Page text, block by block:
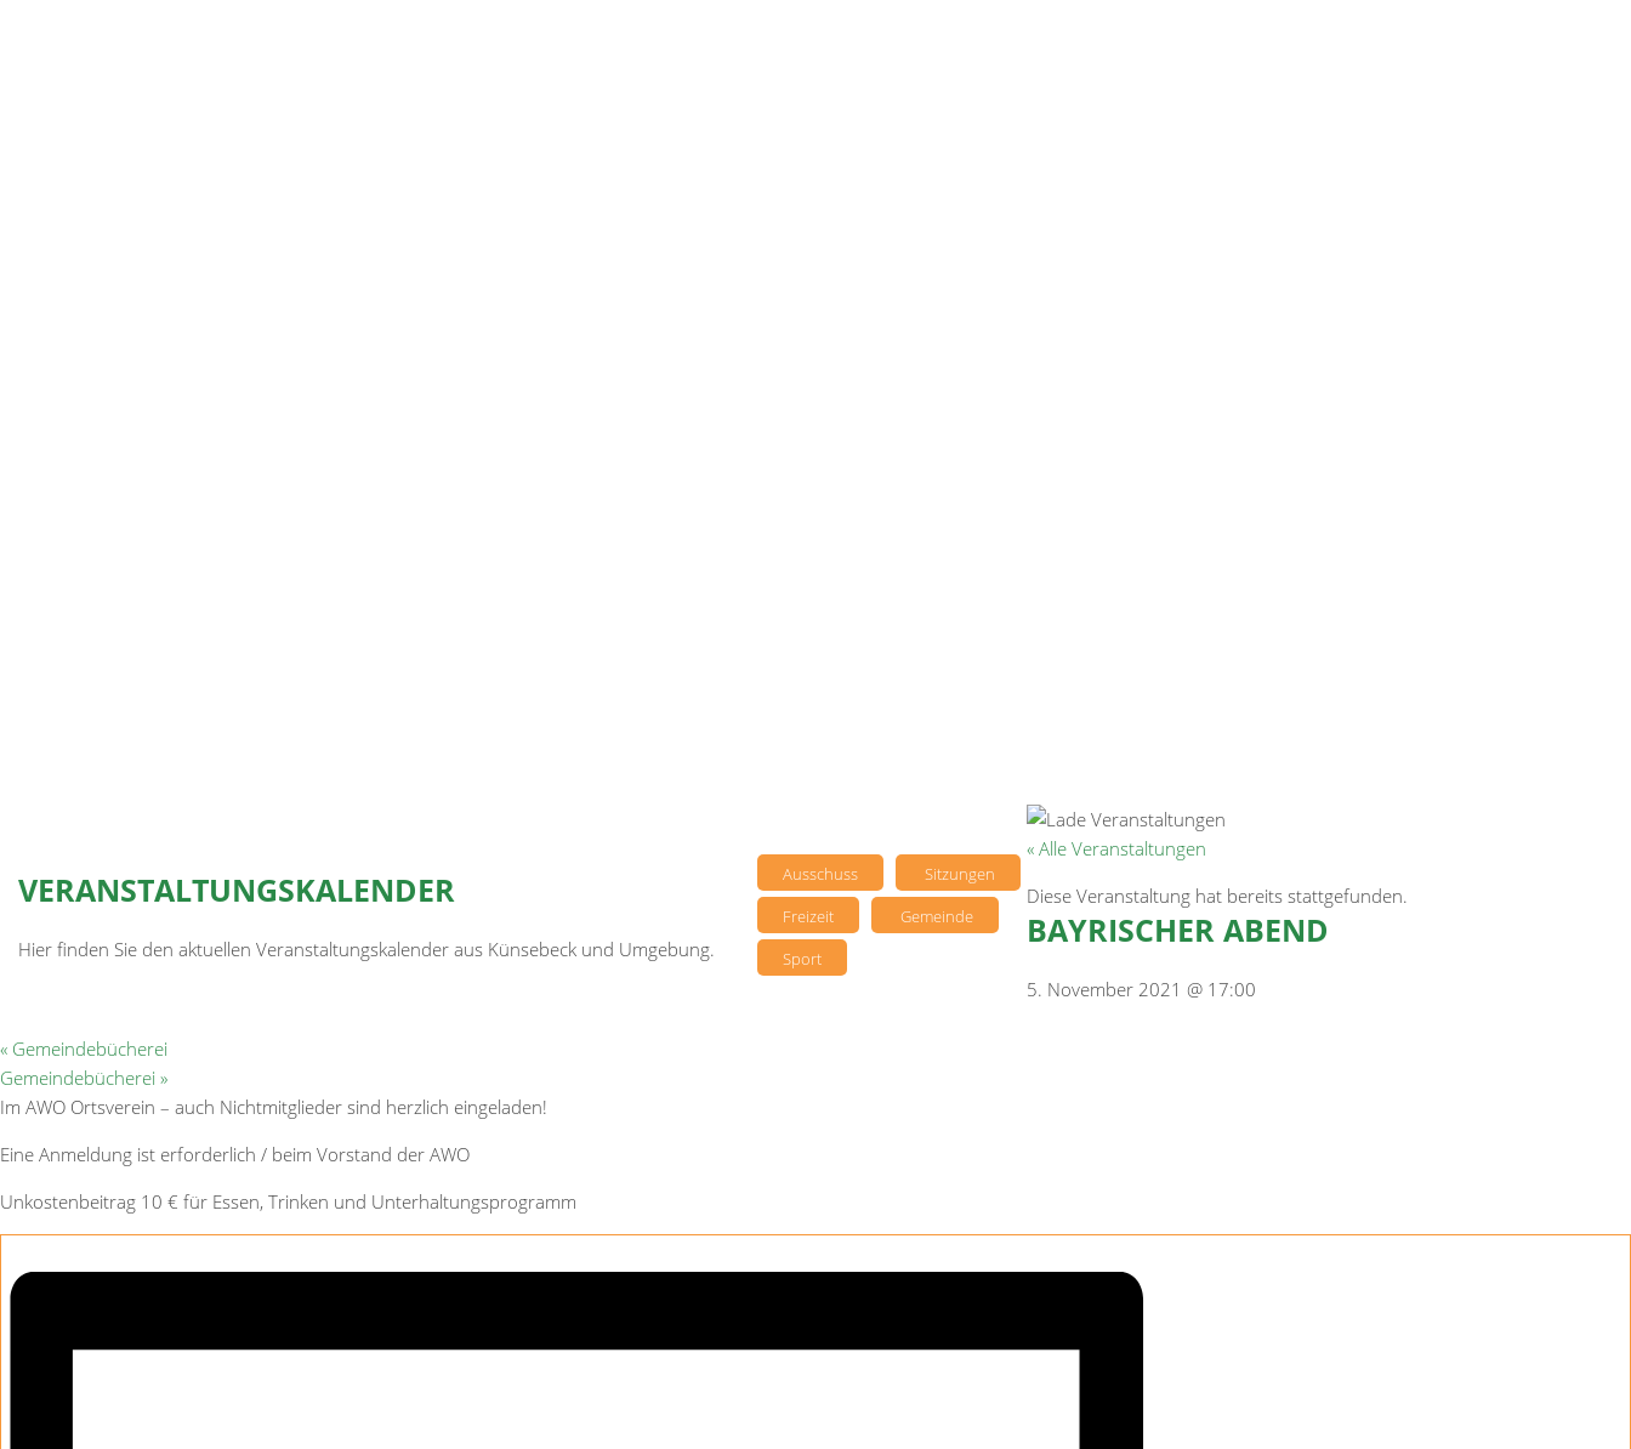
VERANSTALTUNGSKALENDER
Hier finden Sie den aktuellen Veranstaltungskalender aus Künsebeck und Umgebung.
Ausschuss
Sitzungen
Freizeit
Gemeinde
Sport
« Alle Veranstaltungen
Diese Veranstaltung hat bereits stattgefunden.
BAYRISCHER ABEND
5. November 2021 @ 17:00
« Gemeindebücherei
Gemeindebücherei »
Im AWO Ortsverein – auch Nichtmitglieder sind herzlich eingeladen!
Eine Anmeldung ist erforderlich / beim Vorstand der AWO
Unkostenbeitrag 10 € für Essen, Trinken und Unterhaltungsprogramm